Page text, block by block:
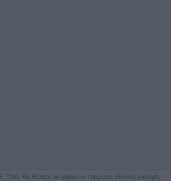
Πότε θα θέλατε να γίνουν οι επόμενες εθνικές εκλογές;